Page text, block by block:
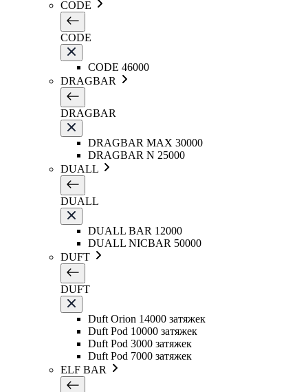
CODE
CODE
CODE 46000
DRAGBAR
DRAGBAR
DRAGBAR MAX 30000
DRAGBAR N 25000
DUALL
DUALL
DUALL BAR 12000
DUALL NICBAR 50000
DUFT
DUFT
Duft Orion 14000 затяжек
Duft Pod 10000 затяжек
Duft Pod 3000 затяжек
Duft Pod 7000 затяжек
ELF BAR